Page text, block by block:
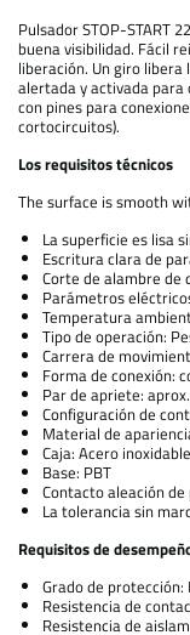
Pulsador STOP-START
buena visibilidad. Fácil
liberación. Un giro
alertada y activada para
con pines para
cortocircuitos).
Los requisitos técnicos
The surface is smooth
La superficie es lisa
Escritura clara de
Corte de alambre de
Parámetros
Temperatura
Tipo de operación:
Carrera de
Forma de conexión:
Par de apriete:
Configuración de
Material de
Caja: Acero inoxidable
Base: PBT
Contacto aleación
La tolerancia sin
Requisitos de
Grado de protección:
Resistencia de
Resistencia de